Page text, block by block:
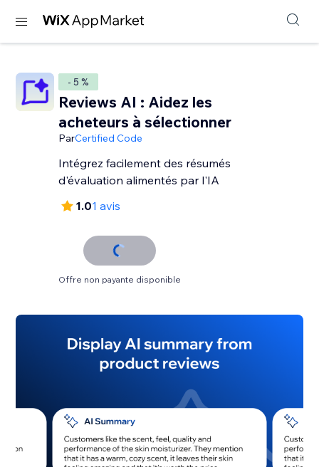
- 5 %
Reviews AI : Aidez les
acheteurs à sélectionner
ParCertified Code
Intégrez facilement des résumés
d'évaluation alimentés par l'IA
1.01 avis
Offre non payante disponible